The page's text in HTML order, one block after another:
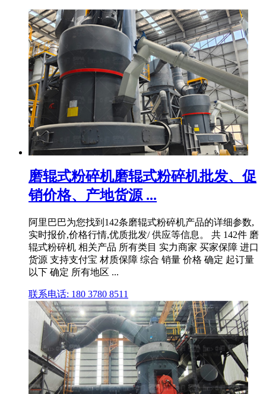
磨辊式粉碎机磨辊式粉碎机批发、促
销价格、产地货源 ...
阿里巴巴为您找到142条磨辊式粉碎机产品的详细参数,
实时报价,价格行情,优质批发/ 供应等信息。 共 142件 磨
辊式粉碎机 相关产品 所有类目 实力商家 买家保障 进口
货源 支持支付宝 材质保障 综合 销量 价格 确定 起订量
以下 确定 所有地区 ...
联系电话: 180 3780 8511